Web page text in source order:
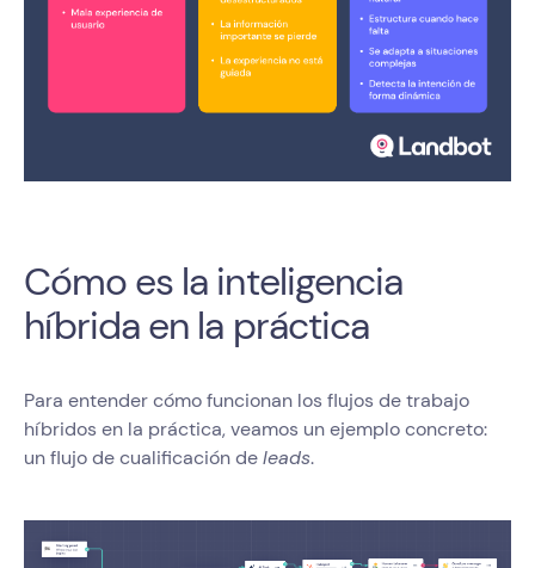
Cómo es la inteligencia
híbrida en la práctica
Para entender cómo funcionan los flujos de trabajo
híbridos en la práctica, veamos un ejemplo concreto:
un flujo de cualificación deleads.